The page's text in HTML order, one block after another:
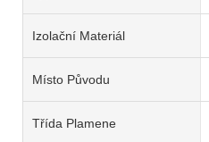
Izolační Materiál
Místo Původu
Třída Plamene